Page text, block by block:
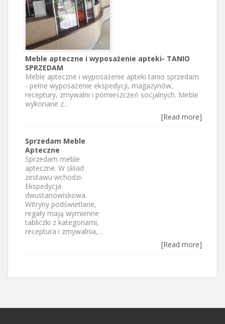
Meble apteczne i wyposażenie apteki- TANIO
SPRZEDAM
Meble apteczne i wyposażenie apteki tanio sprzedam
- pełne wyposażenie ekspedycji, magazynów,
receptury, zmywalni i pomieszczeń socjalnych. Meble
wykonane z…
[Read more]
Sprzedam Meble
Apteczne
Sprzedam meble
apteczne. W skład
zestawu wchodzi-
Ekspedycja
dwustanowiskowa.
Witryny podświetlane,
regały mają wymienne
tabliczki z kategoriami,
receptura i zmywalnia,…
[Read more]